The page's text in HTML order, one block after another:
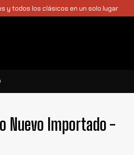
y todos los clásicos en un solo lugar
Nuevo Importado -